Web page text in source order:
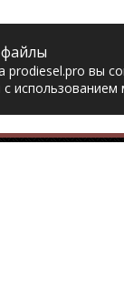
prodiesel.pro вы
использованием